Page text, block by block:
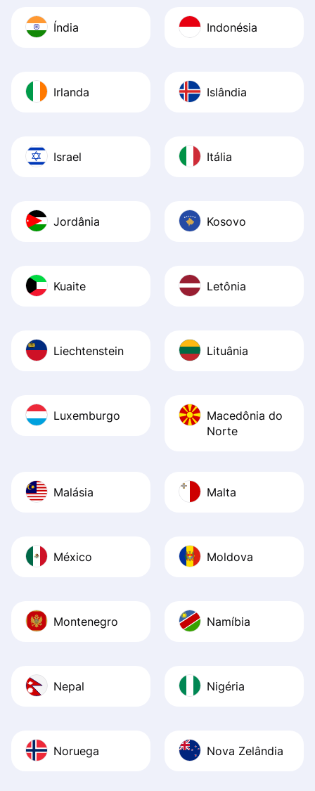
Índia Indonésia
Irlanda Islândia
Israel Itália
Jordânia Kosovo
Kuaite Letônia
Liechtenstein Lituânia
Luxemburgo
Macedônia do
Norte
Malásia Malta
México Moldova
Montenegro Namíbia
Nepal Nigéria
Noruega Nova Zelândia